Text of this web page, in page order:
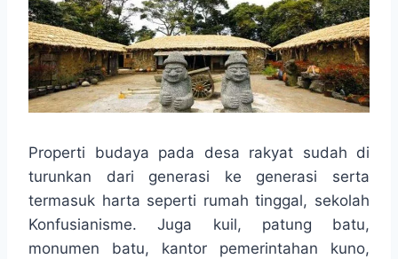
Properti budaya pada desa rakyat sudah di
turunkan dari generasi ke generasi serta
termasuk harta seperti rumah tinggal, sekolah
Konfusianisme. Juga kuil, patung batu,
monumen batu, kantor pemerintahan kuno,